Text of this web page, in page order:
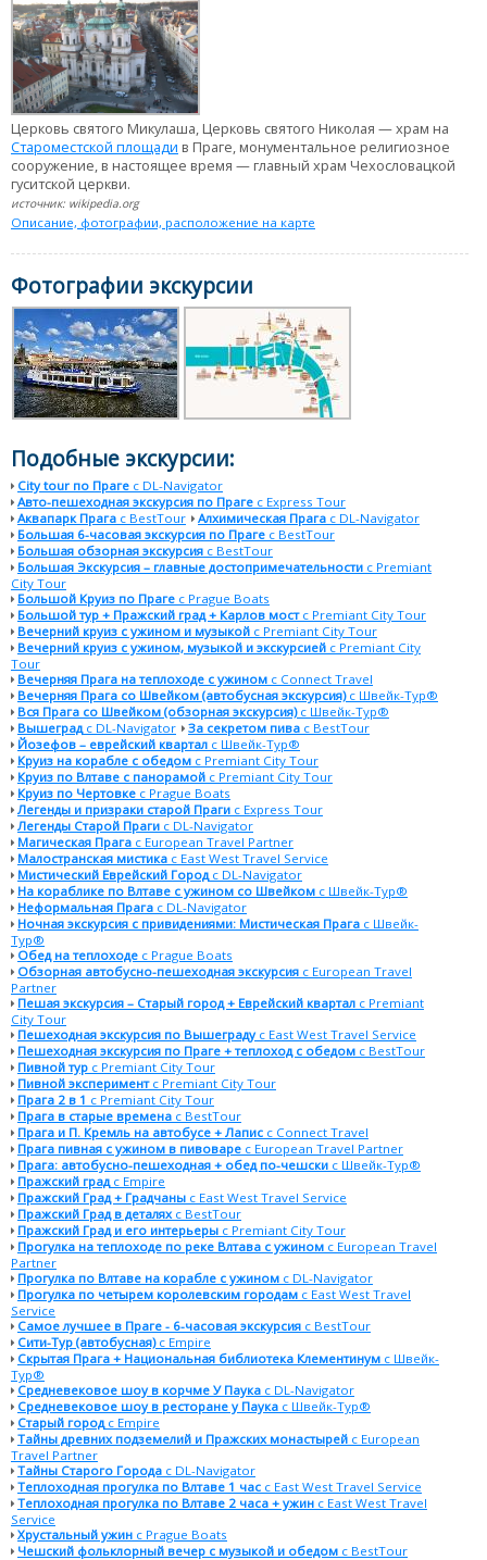
Церковь святого Микулаша, Церковь святого Николая — храм на
Староместской площади в Праге, монументальное религиозное
сооружение, в настоящее время — главный храм Чехословацкой
гуситской церкви.
источник: wikipedia.org
Описание, фотографии, расположение на карте
Фотографии экскурсии
Подобные экскурсии:
City tour по Праге с DL-Navigator
Авто-пешеходная экскурсия по Праге с Express Tour
Аквапарк Прага с BestTour Алхимическая Прага с DL-Navigator
Большая 6-часовая экскурсия по Праге с BestTour
Большая обзорная экскурсия с BestTour
Большая Экскурсия – главные достопримечательности с Premiant
City Tour
Большой Круиз по Праге с Prague Boats
Большой тур + Пражский град + Карлов мостс Premiant City Tour
Вечерний круиз с ужином и музыкой с Premiant City Tour
Вечерний круиз с ужином, музыкой и экскурсией с Premiant City
Tour
Вечерняя Прага на теплоходе с ужином с Connect Travel
Вечерняя Прага со Швейком (автобусная экскурсия)с Швейк-Тур®
Вся Прага со Швейком (обзорная экскурсия)с Швейк-Тур®
Вышеградс DL-Navigator За секретом пива с BestTour
Йозефов – еврейский квартал с Швейк-Тур®
Круиз на корабле с обедом с Premiant City Tour
Круиз по Влтаве с панорамой с Premiant City Tour
Круиз по Чертовке с Prague Boats
Легенды и призраки старой Праги с Express Tour
Легенды Старой Праги с DL-Navigator
Магическая Прага с European Travel Partner
Малостранская мистика с East West Travel Service
Мистический Еврейский Городс DL-Navigator
На кораблике по Влтаве с ужином со Швейком с Швейк-Тур®
Неформальная Прага с DL-Navigator
Ночная экскурсия с привидениями: Мистическая Прага с Швейк-
Тур®
Обед на теплоходе с Prague Boats
Обзорная автобусно-пешеходная экскурсия с European Travel
Partner
Пешая экскурсия – Старый город + Еврейский квартал с Premiant
City Tour
Пешеходная экскурсия по Вышеградус East West Travel Service
Пешеходная экскурсия по Праге + теплоход с обедом с BestTour
Пивной тур с Premiant City Tour
Пивной экспериментс Premiant City Tour
Прага 2 в 1 с Premiant City Tour
Прага в старые времена с BestTour
Прага и П. Кремль на автобусе + Лапис с Connect Travel
Прага пивная с ужином в пивоваре с European Travel Partner
Прага: автобусно-пешеходная + обед по-чешски с Швейк-Тур®
Пражский градс Empire
Пражский Град + Градчаны с East West Travel Service
Пражский Град в деталяхс BestTour
Пражский Град и его интерьеры с Premiant City Tour
Прогулка на теплоходе по реке Влтава с ужином с European Travel
Partner
Прогулка по Влтаве на корабле с ужином с DL-Navigator
Прогулка по четырем королевским городам с East West Travel
Service
Самое лучшее в Праге - 6-часовая экскурсия с BestTour
Сити-Тур (автобусная)с Empire
Скрытая Прага + Национальная библиотека Клементинум с Швейк-
Тур®
Средневековое шоу в корчме У Паука с DL-Navigator
Средневековое шоу в ресторане у Паука с Швейк-Тур®
Старый городс Empire
Тайны древних подземелий и Пражских монастырей с European
Travel Partner
Тайны Старого Города с DL-Navigator
Теплоходная прогулка по Влтаве 1 час с East West Travel Service
Теплоходная прогулка по Влтаве 2 часа + ужин с East West Travel
Service
Хрустальный ужин с Prague Boats
Чешский фольклорный вечер с музыкой и обедом с BestTour